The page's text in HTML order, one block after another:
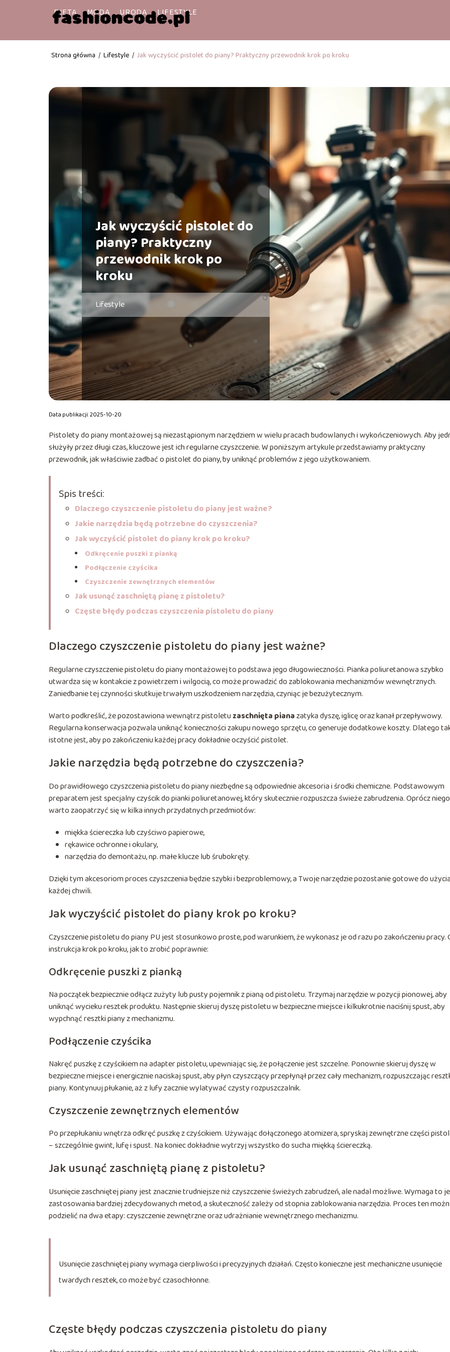
DIETA MODA URODA LIFESTYLE
Strona główna / Lifestyle / Jak wyczyścić pistolet do piany? Praktyczny przewodnik krok po kroku
Jak wyczyścić pistolet do
piany? Praktyczny
przewodnik krok po
kroku
Lifestyle
Data publikacji: 2025-10-20
Pistolety do piany montażowej są niezastąpionym narzędziem w wielu pracach budowlanych i wykończeniowych. Aby
służyły przez długi czas, kluczowe jest ich regularne czyszczenie. W poniższym artykule przedstawiamy praktyczny
przewodnik, jak właściwie zadbać o pistolet do piany, by uniknąć problemów z jego użytkowaniem.
Spis treści:
Dlaczego czyszczenie pistoletu do piany jest ważne?
Jakie narzędzia będą potrzebne do czyszczenia?
Jak wyczyścić pistolet do piany krok po kroku?
Odkręcenie puszki z pianką
Podłączenie czyścika
Czyszczenie zewnętrznych elementów
Jak usunąć zaschniętą pianę z pistoletu?
Częste błędy podczas czyszczenia pistoletu do piany
Dlaczego czyszczenie pistoletu do piany jest ważne?
Regularne czyszczenie pistoletu do piany montażowej to podstawa jego długowieczności. Pianka poliuretanowa szybko
utwardza się w kontakcie z powietrzem i wilgocią, co może prowadzić do zablokowania mechanizmów wewnętrznych.
Zaniedbanie tej czynności skutkuje trwałym uszkodzeniem narzędzia, czyniąc je bezużytecznym.
Warto podkreślić, że pozostawiona wewnątrz pistoletuzaschnięta pianazatyka dyszę, iglicę oraz kanał przepływowy.
Regularna konserwacja pozwala uniknąć konieczności zakupu nowego sprzętu, co generuje dodatkowe koszty. Dlatego
istotne jest, aby po zakończeniu każdej pracy dokładnie oczyścić pistolet.
Jakie narzędzia będą potrzebne do czyszczenia?
Do prawidłowego czyszczenia pistoletu do piany niezbędne są odpowiednie akcesoria i środki chemiczne. Podstawowym
preparatem jest specjalny czyścik do pianki poliuretanowej, który skutecznie rozpuszcza świeże zabrudzenia. Oprócz niego
warto zaopatrzyć się w kilka innych przydatnych przedmiotów:
miękka ściereczka lub czyściwo papierowe,
rękawice ochronne i okulary,
narzędzia do demontażu, np. małe klucze lub śrubokręty.
Dzięki tym akcesoriom proces czyszczenia będzie szybki i bezproblemowy, a Twoje narzędzie pozostanie gotowe do
każdej chwili.
Jak wyczyścić pistolet do piany krok po kroku?
Czyszczenie pistoletu do piany PU jest stosunkowo proste, pod warunkiem, że wykonasz je od razu po zakończeniu pracy.
instrukcja krok po kroku, jak to zrobić poprawnie:
Odkręcenie puszki z pianką
Na początek bezpiecznie odłącz zużyty lub pusty pojemnik z pianą od pistoletu. Trzymaj narzędzie w pozycji pionowej, aby
uniknąć wycieku resztek produktu. Następnie skieruj dyszę pistoletu w bezpieczne miejsce i kilkukrotnie naciśnij spust, aby
wypchnąć resztki piany z mechanizmu.
Podłączenie czyścika
Nakręć puszkę z czyścikiem na adapter pistoletu, upewniając się, że połączenie jest szczelne. Ponownie skieruj dyszę w
bezpieczne miejsce i energicznie naciskaj spust, aby płyn czyszczący przepłynął przez cały mechanizm, rozpuszczając
piany. Kontynuuj płukanie, aż z lufy zacznie wylatywać czysty rozpuszczalnik.
Czyszczenie zewnętrznych elementów
Po przepłukaniu wnętrza odkręć puszkę z czyścikiem. Używając dołączonego atomizera, spryskaj zewnętrzne części
– szczególnie gwint, lufę i spust. Na koniec dokładnie wytrzyj wszystko do sucha miękką ściereczką.
Jak usunąć zaschniętą pianę z pistoletu?
Usunięcie zaschniętej piany jest znacznie trudniejsze niż czyszczenie świeżych zabrudzeń, ale nadal możliwe. Wymaga to
zastosowania bardziej zdecydowanych metod, a skuteczność zależy od stopnia zablokowania narzędzia. Proces ten
podzielić na dwa etapy: czyszczenie zewnętrzne oraz udrażnianie wewnętrznego mechanizmu.
Usunięcie zaschniętej piany wymaga cierpliwości i precyzyjnych działań. Często konieczne jest mechaniczne usunięcie
twardych resztek, co może być czasochłonne.
Częste błędy podczas czyszczenia pistoletu do piany